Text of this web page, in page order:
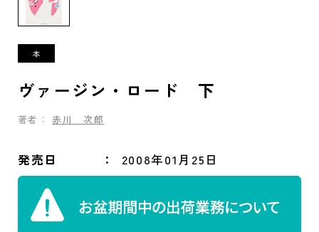
ヴァージン・ロード 下
著者： 赤川 次郎
発売日 2008年01月25日